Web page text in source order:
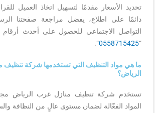
تحديد الأسعار مقدمًا لتسهيل اتخاذ العميل
دائمًا على اطلاع، يفضل مراجعة صفحتنا
التواصل الاجتماعي للحصول على أحدث أرقام
“
0558715425
“.
ما هي مواد التنظيف التي تستخدمها شركة تنظيف
الرياض؟
تستخدم شركة تنظيف منازل غرب الرياض
المواد الفعّالة لضمان مستوى عالٍ من النظافة